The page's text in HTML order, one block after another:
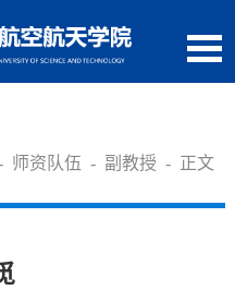
师资队伍 - 副教授 - 正文